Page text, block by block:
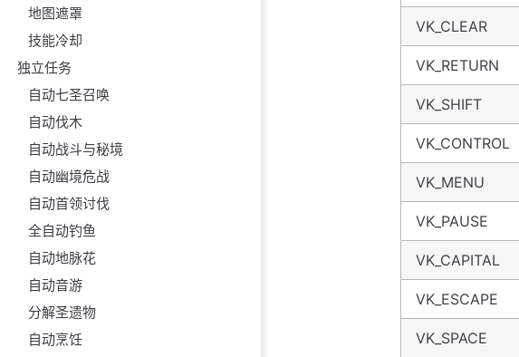
地图遮罩
技能冷却
独立任务
自动七圣召唤
自动伐木
自动战斗与秘境
自动幽境危战
自动首领讨伐
全自动钓鱼
自动地脉花
自动音游
分解圣遗物
自动烹饪
VK_CLEAR
VK_RETURN
VK_SHIFT
VK_CONTROL
VK_MENU
VK_PAUSE
VK_CAPITAL
VK_ESCAPE
VK_SPACE